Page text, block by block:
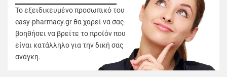
Το εξειδικευμένο προσωπικό του
easy-pharmacy.gr θα χαρεί να σας
βοηθήσει να βρείτε το προϊόν που
είναι κατάλληλο για την δική σας
ανάγκη.